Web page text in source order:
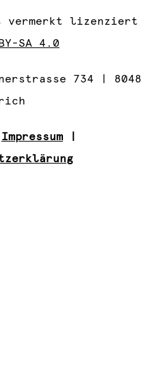
vermerkt lizenziert
SA 4.0
734 | 8048
Impressum